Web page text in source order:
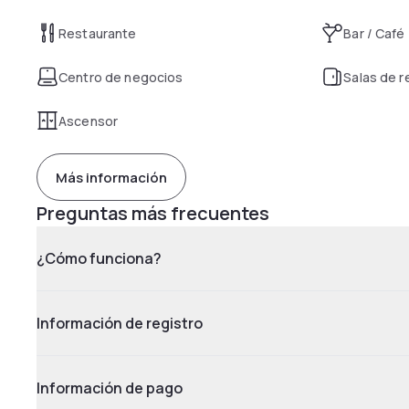
Restaurante Bar / Café
Centro de negocios Salas de
Ascensor
Más información
Preguntas más frecuentes
¿Cómo funciona?
Información de registro
Información de pago